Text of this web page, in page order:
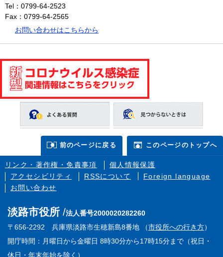
Tel：0799-64-2523
Fax：0799-64-2565
お問い合わせはこちらから
前のページに戻る このページのトップへ
リンク・著作権・免責事項
個人情報保護
アクセシビリティ
RSSについて
Foreign language
お問い合わせ
淡路市役所
法人番号2000020282260
〒656-2292 兵庫県淡路市生穂新島8番地 （市役所への行き方）
開庁時間：月曜日から金曜日 8時30分から17時15分まで（祝日・
休日・年末年始を除く）